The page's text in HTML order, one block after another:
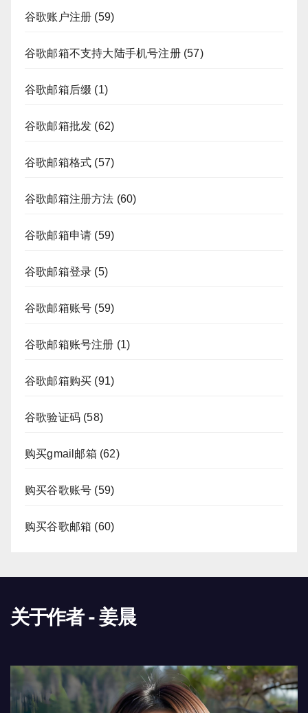
谷歌账户注册 (59)
谷歌邮箱不支持大陆手机号注册(57)
谷歌邮箱后缀 (1)
谷歌邮箱批发 (62)
谷歌邮箱格式 (57)
谷歌邮箱注册方法 (60)
谷歌邮箱申请 (59)
谷歌邮箱登录 (5)
谷歌邮箱账号 (59)
谷歌邮箱账号注册 (1)
谷歌邮箱购买 (91)
谷歌验证码 (58)
购买gmail邮箱 (62)
购买谷歌账号 (59)
购买谷歌邮箱 (60)
关于作者 - 姜晨